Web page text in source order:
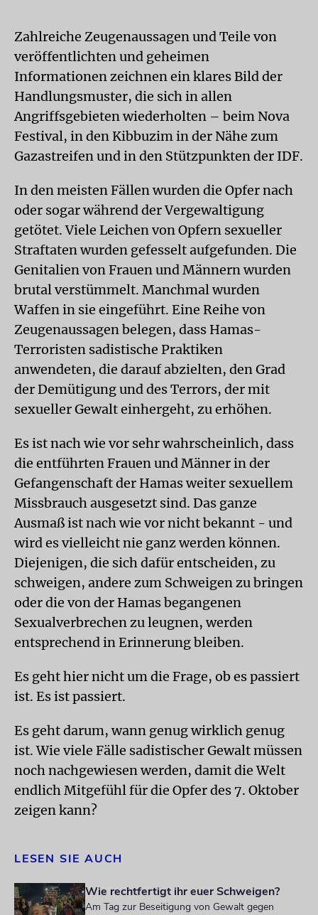
Zahlreiche Zeugenaussagen und Teile von
veröffentlichten und geheimen
Informationen zeichnen ein klares Bild der
Handlungsmuster, die sich in allen
Angriffsgebieten wiederholten – beim Nova
Festival, in den Kibbuzim in der Nähe zum
Gazastreifen und in den Stützpunkten der IDF.
In den meisten Fällen wurden die Opfer nach
oder sogar während der Vergewaltigung
getötet. Viele Leichen von Opfern sexueller
Straftaten wurden gefesselt aufgefunden. Die
Genitalien von Frauen und Männern wurden
brutal verstümmelt. Manchmal wurden
Waffen in sie eingeführt. Eine Reihe von
Zeugenaussagen belegen, dass Hamas-
Terroristen sadistische Praktiken
anwendeten, die darauf abzielten, den Grad
der Demütigung und des Terrors, der mit
sexueller Gewalt einhergeht, zu erhöhen.
Es ist nach wie vor sehr wahrscheinlich, dass
die entführten Frauen und Männer in der
Gefangenschaft der Hamas weiter sexuellem
Missbrauch ausgesetzt sind. Das ganze
Ausmaß ist nach wie vor nicht bekannt - und
wird es vielleicht nie ganz werden können.
Diejenigen, die sich dafür entscheiden, zu
schweigen, andere zum Schweigen zu bringen
oder die von der Hamas begangenen
Sexualverbrechen zu leugnen, werden
entsprechend in Erinnerung bleiben.
Es geht hier nicht um die Frage, ob es passiert
ist. Es ist passiert.
Es geht darum, wann genug wirklich genug
ist. Wie viele Fälle sadistischer Gewalt müssen
noch nachgewiesen werden, damit die Welt
endlich Mitgefühl für die Opfer des 7. Oktober
zeigen kann?
LESEN SIE AUCH
Wie rechtfertigt ihr euer Schweigen?
Am Tag zur Beseitigung von Gewalt gegen